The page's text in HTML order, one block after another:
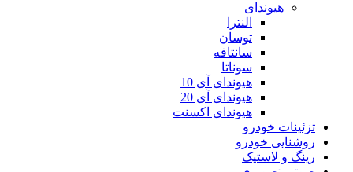
هیوندای
النترا
توسان
سانتافه
سوناتا
هیوندای آی 10
هیوندای آی 20
هیوندای اکسنت
تزئینات خودرو
روشنایی خودرو
رینگ و لاستیک